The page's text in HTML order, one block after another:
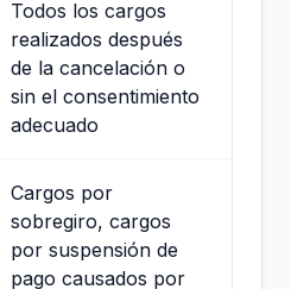
Todos los cargos
realizados después
de la cancelación o
sin el consentimiento
adecuado
Cargos por
sobregiro, cargos
por suspensión de
pago causados por